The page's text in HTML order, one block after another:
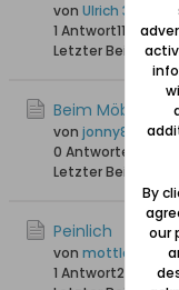
von Ulrich 31
1 Antwort11.935
Letzter Beitrag
Beim
von jonny810
0 Antworten
Letzter Beitrag
Peinlich
von mottlau1
1 Antwort20.635
By
our